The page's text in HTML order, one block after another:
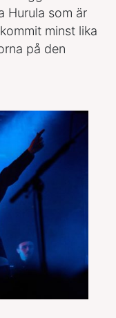
Hurula som är
minst lika
på den